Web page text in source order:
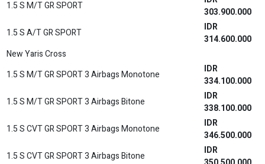
442.200.000
1.5 S GR HV CVT TSS
IDR
446.700.000
1.5 S GR HV CVT TSS (Premium Color)
1.5 S GR HV CVT TSS 2 TONE
IDR
450.600.000
1.5 S GR HV CVT TSS 2 TONE (Premium Color)
IDR
451.700.000
RAV4 GR Sport PHEV
RAV4 GR Sport PHEV
IDR
1.154.600.000